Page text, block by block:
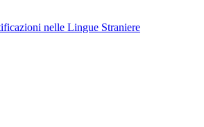
nelle Lingue Straniere